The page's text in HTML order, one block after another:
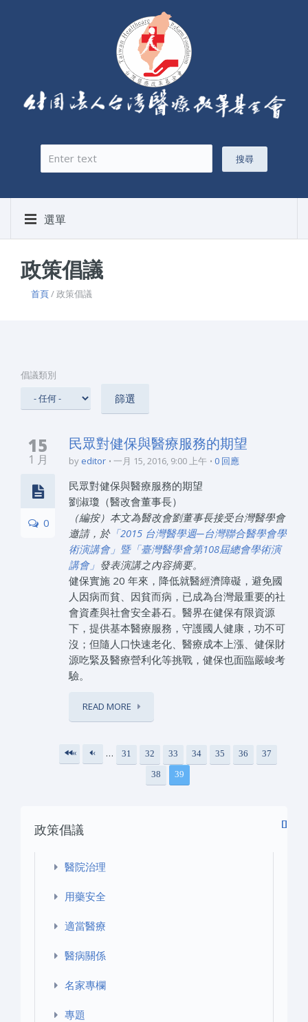
搜尋表單
搜尋
選單
政策倡議
首頁/ 政策倡議
倡議類別
15
1 月
0
民眾對健保與醫療服務的期望
by editor 一月 15, 2016, 9:00 上午 0 回應
民眾對健保與醫療服務的期望
劉淑瓊（醫改會董事長）
（編按）本文為醫改會劉董事長接受台灣醫學會
邀請，於「2015 台灣醫學週─台灣聯合醫學會學
術演講會」暨「臺灣醫學會第108屆總會學術演
講會」 發表演講之內容摘要。
健保實施 20 年來，降低就醫經濟障礙，避免國
人因病而貧、因貧而病，已成為台灣最重要的社
會資產與社會安全碁石。醫界在健保有限資源
下，提供基本醫療服務，守護國人健康，功不可
沒；但隨人口快速老化、醫療成本上漲、健保財
源吃緊及醫療營利化等挑戰，健保也面臨嚴峻考
驗。
READ MORE
«
‹
… 31 32 33 34 35 36 37
38 39
政策倡議
醫院治理
用藥安全
適當醫療
醫病關係
名家專欄
專題